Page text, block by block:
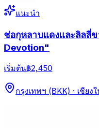
แนะนำ
ช่อกุหลาบแดงและลิลลี่
Devotion"
เริ่มต้น฿2,450
กรุงเทพฯ (BKK) · เชีย